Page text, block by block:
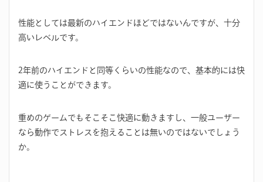
性能としては最新のハイエンドほどではないんですが、十分
高いレベルです。
2年前のハイエンドと同等くらいの性能なので、基本的には快
適に使うことができます。
重めのゲームでもそこそこ快適に動きますし、一般ユーザー
なら動作でストレスを抱えることは無いのではないでしょう
か。